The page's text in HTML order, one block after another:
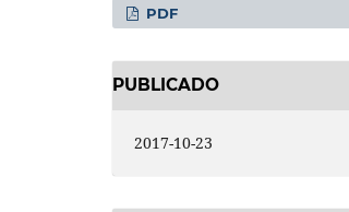
PDF
PUBLICADO
2017-10-23